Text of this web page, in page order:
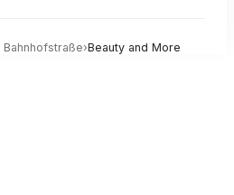
Bahnhofstraße›Beauty and More